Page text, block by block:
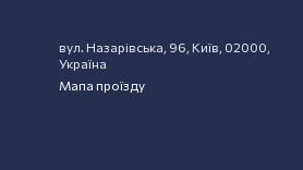
вул. Назарівська, 96, Київ, 02000,
Україна
Мапа проїзду